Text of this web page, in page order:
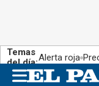
Temas
del día:Alerta roja